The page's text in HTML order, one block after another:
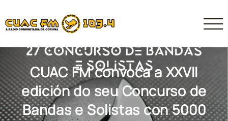
CUAC FM convoca a XXVII
edición do seu Concurso de
Bandas e Solistas con 5000